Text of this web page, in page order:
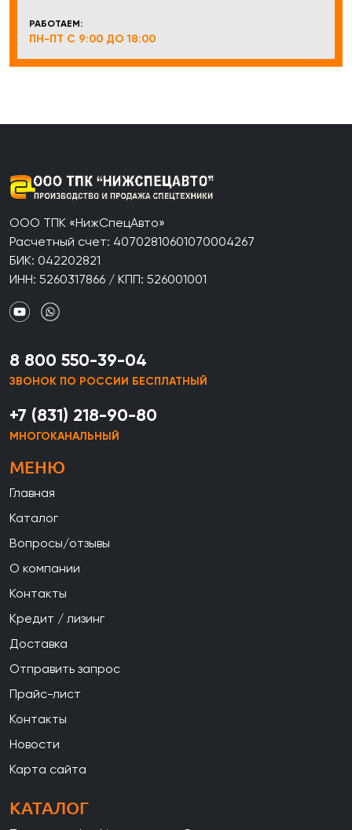
РАБОТАЕМ:
ПН-ПТ С 9:00 ДО 18:00
ООО ТПК «НижСпецАвто»
Расчетный счет: 40702810601070004267
БИК: 042202821
ИНН: 5260317866 / КПП: 526001001
8 800 550-39-04
ЗВОНОК ПО РОССИИ БЕСПЛАТНЫЙ
+7 (831) 218-90-80
МНОГОКАНАЛЬНЫЙ
МЕНЮ
Главная
Каталог
Вопросы/отзывы
О компании
Контакты
Кредит / лизинг
Доставка
Отправить запрос
Прайс-лист
Контакты
Новости
Карта сайта
КАТАЛОГ